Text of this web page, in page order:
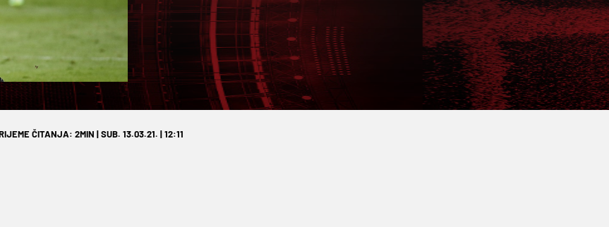
ČITANJA: 2MIN | SUB. 13.03.21. | 12:11